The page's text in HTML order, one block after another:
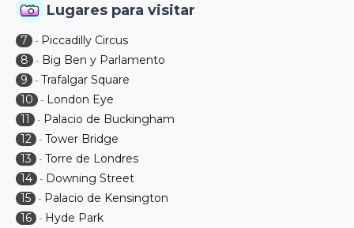
Lugares para visitar
7 - Piccadilly Circus
8
- Big Ben y Parlamento
9
- Trafalgar Square
10
- London Eye
11
- Palacio de Buckingham
12 - Tower Bridge
13
- Torre de Londres
14 - Downing Street
15 - Palacio de Kensington
16 - Hyde Park